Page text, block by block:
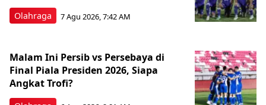
Olahraga 7 Agu 2026, 7:42 AM
Malam Ini Persib vs Persebaya di
Final Piala Presiden 2026, Siapa
Angkat Trofi?